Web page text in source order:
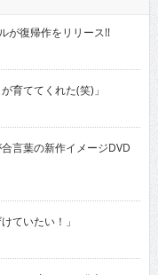
が復帰作をリリース!!
育ててくれた(笑)」
言葉の新作イメージDVD
ていたい！」